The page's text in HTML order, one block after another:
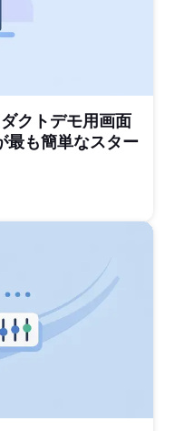
クトデモ用画面
最も簡単なスター